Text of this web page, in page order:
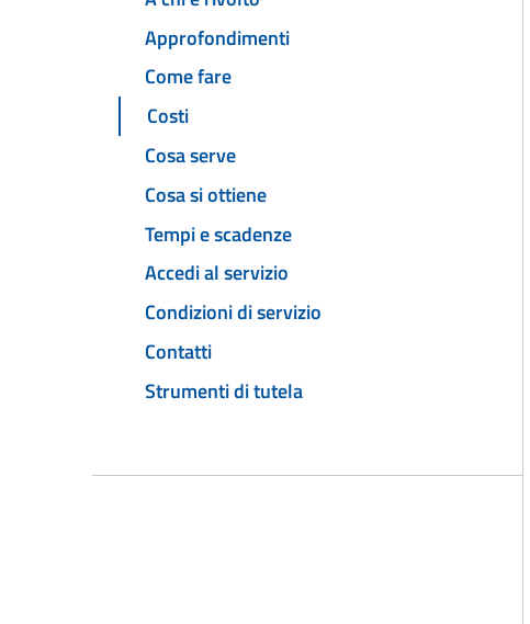
Approfondimenti
Come fare
Costi
Cosa serve
Cosa si ottiene
Tempi e scadenze
Accedi al servizio
Condizioni di servizio
Contatti
Strumenti di tutela